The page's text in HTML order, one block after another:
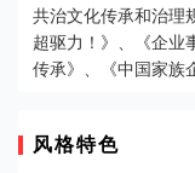
共治文化传承和治理
超驱力！》、《企业
传承》、《中国家族
风格特色